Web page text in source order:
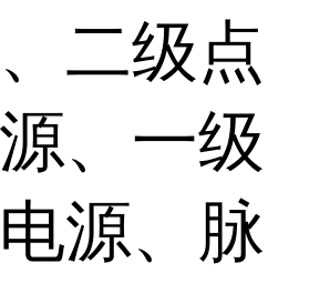
二级点
、一级
源、脉